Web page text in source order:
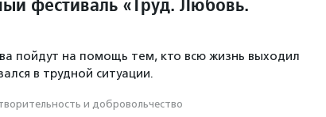
пойдут на помощь тем, кто всю жизнь выходил
в трудной ситуации.
и доброволь­чест­во